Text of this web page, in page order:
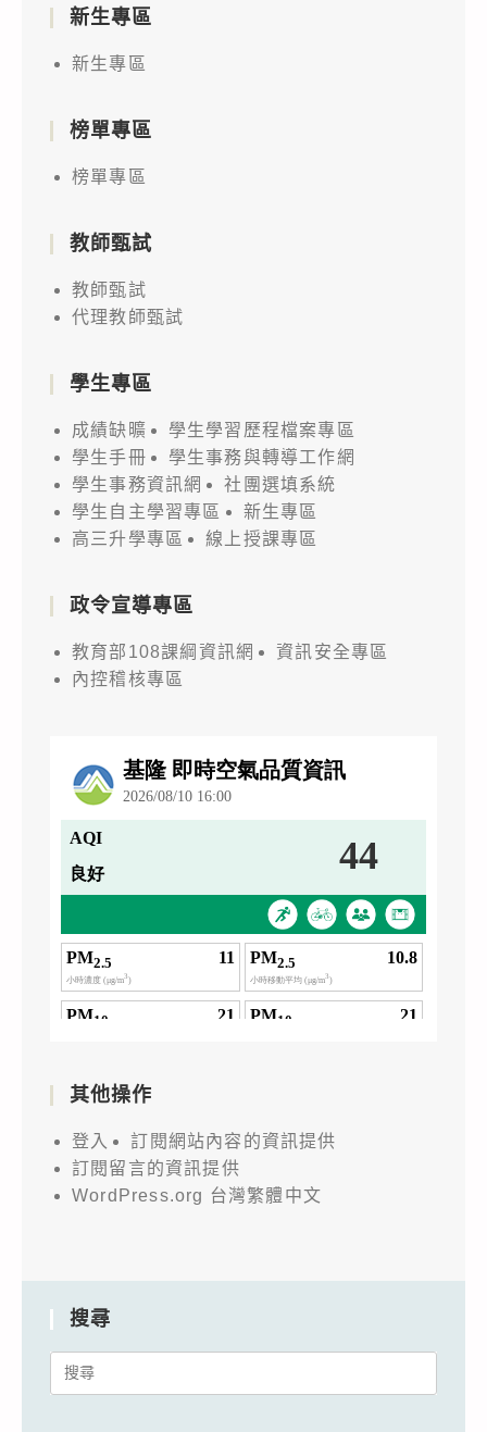
新生專區
新生專區
榜單專區
榜單專區
教師甄試
教師甄試
代理教師甄試
學生專區
成績缺曠
學生學習歷程檔案專區
學生手冊
學生事務與轉導工作網
學生事務資訊網
社團選填系統
學生自主學習專區
新生專區
高三升學專區
線上授課專區
政令宣導專區
教育部108課綱資訊網
資訊安全專區
內控稽核專區
其他操作
登入
訂閱網站內容的資訊提供
訂閱留言的資訊提供
WordPress.org 台灣繁體中文
搜尋
Search